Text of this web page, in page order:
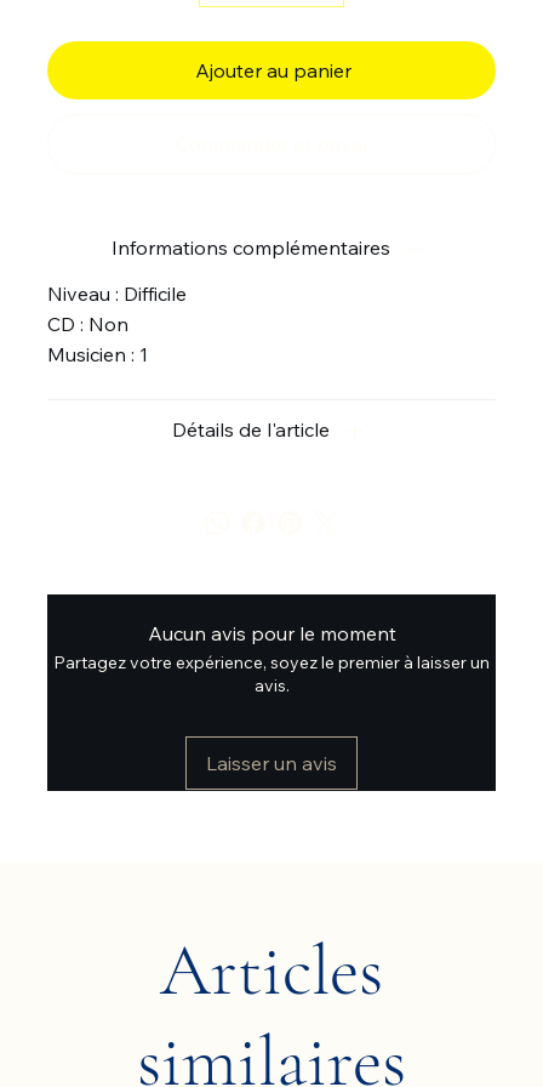
Ajouter au panier
Informations complémentaires
Niveau : Difficile
CD : Non
Musicien : 1
Détails de l'article
Aucun avis pour le moment
Partagez votre expérience, soyez le premier à laisser un
avis.
Laisser un avis
Articles
similaires